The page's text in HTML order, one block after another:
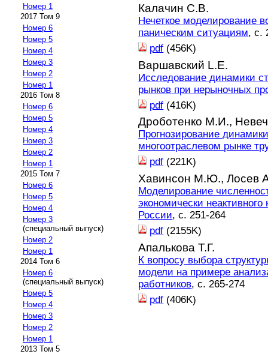
Номер 1
2017 Том 9
Номер 6
Номер 5
Номер 4
Номер 3
Номер 2
Номер 1
2016 Том 8
Номер 6
Номер 5
Номер 4
Номер 3
Номер 2
Номер 1
2015 Том 7
Номер 6
Номер 5
Номер 4
Номер 3
(специальный выпуск)
Номер 2
Номер 1
2014 Том 6
Номер 6
(специальный выпуск)
Номер 5
Номер 4
Номер 3
Номер 2
Номер 1
2013 Том 5
Калачин С.В.
Нечеткое моделирование
паническим ситуациям, с.
pdf (456K)
Варшавский L.Е.
Исследование динамики
рынков при нерыночных
pdf (416K)
Дроботенко М.И.,
Прогнозирование
многоотраслевом рынке
pdf (221K)
Хавинсон М.Ю.,Лосев
Моделирование
экономически
России, с. 251-264
pdf (2155K)
Апалькова Т.Г.
К вопросу выбора
модели на примере
работников, с. 265-274
pdf (406K)